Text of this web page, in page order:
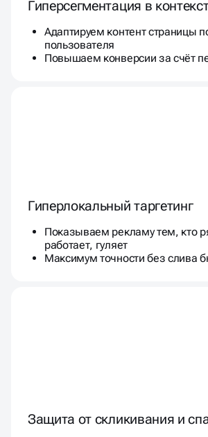
Гиперсегментация в
Адаптируем контент страницы
пользователя
Повышаем конверсии за счёт
Гиперлокальный таргетинг
Показываем рекламу тем, кто
работает, гуляет
Максимум точности без слива
Защита от скликивания и